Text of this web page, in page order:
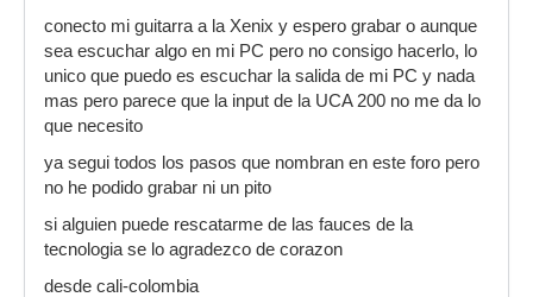
conecto mi guitarra a la Xenix y espero grabar o aunque
sea escuchar algo en mi PC pero no consigo hacerlo, lo
unico que puedo es escuchar la salida de mi PC y nada
mas pero parece que la input de la UCA 200 no me da lo
que necesito
ya segui todos los pasos que nombran en este foro pero
no he podido grabar ni un pito
si alguien puede rescatarme de las fauces de la
tecnologia se lo agradezco de corazon
desde cali-colombia